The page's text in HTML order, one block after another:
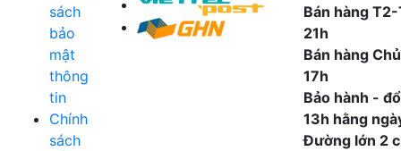
sách
bảo
mật
thông
tin
Chính
sách
Bán hàng
21h
Bán hàng
17h
Bảo hành -
13h hằng
Đường lớn 2